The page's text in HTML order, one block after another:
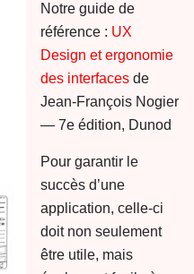
Notre guide de
référence : UX
Design et ergonomie
des interfaces de
Jean-François Nogier
— 7e édition, Dunod
Pour garantir le
succès d’une
application, celle-ci
doit non seulement
être utile, mais